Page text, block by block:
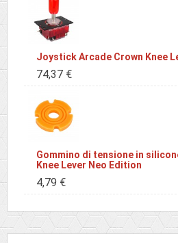
Joystick Arcade Crown Knee
74,37 €
Gommino di tensione in
Knee Lever Neo Edition
4,79 €